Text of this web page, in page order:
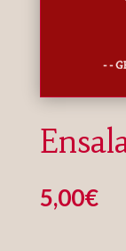
5,00€